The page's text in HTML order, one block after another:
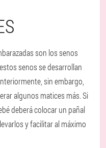
son los senos
senos se desarrollan
sin embargo,
algunos matices más. Si
deberá colocar un pañal
y facilitar al máximo